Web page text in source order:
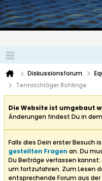
Diskussionsforum
Tennischläger Rohlinge
Die Website ist umgebaut
Änderungen findest Du in dem
Falls dies Dein erster Besuch
gestellten Fragen an. Du
Du Beiträge verfassen
um fortzufahren. Zum Lesen
entsprechende Forum aus